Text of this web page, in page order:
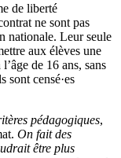
de liberté
ne sont pas
nationale. Leur seule
aux élèves une
de 16 ans, sans
sont censé·es
pédagogiques,
On fait des
être plus